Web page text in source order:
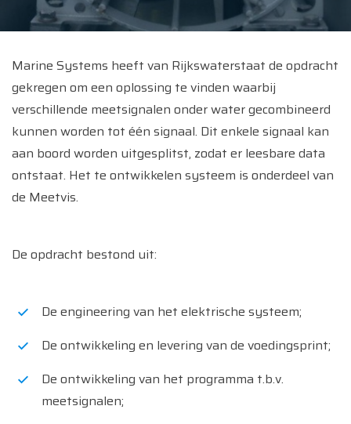
Marine Systems heeft van Rijkswaterstaat de opdracht
gekregen om een oplossing te vinden waarbij
verschillende meetsignalen onder water gecombineerd
kunnen worden tot één signaal. Dit enkele signaal kan
aan boord worden uitgesplitst, zodat er leesbare data
ontstaat. Het te ontwikkelen systeem is onderdeel van
de Meetvis.
De opdracht bestond uit:
De engineering van het elektrische systeem;
De ontwikkeling en levering van de voedingsprint;
De ontwikkeling van het programma t.b.v.
meetsignalen;